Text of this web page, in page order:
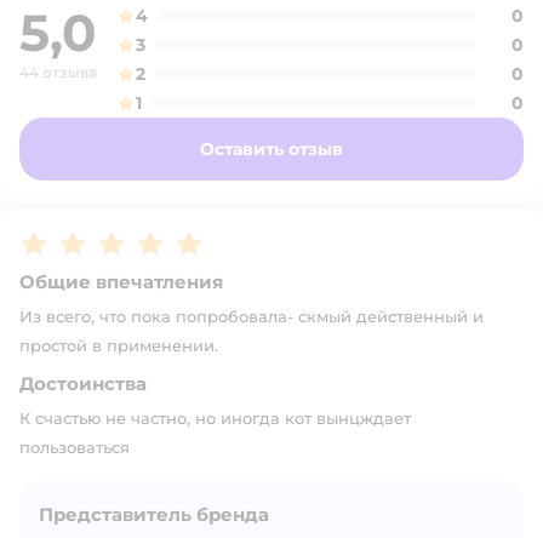
5,0
44 отзыва
4
0
3
0
2
0
1
0
Оставить отзыв
Рейтинг:5
Общие впечатления
Из всего, что пока попробовала- скмый действенный и
простой в применении.
Достоинства
К счастью не частно, но иногда кот вынцждает
пользоваться
Представитель бренда